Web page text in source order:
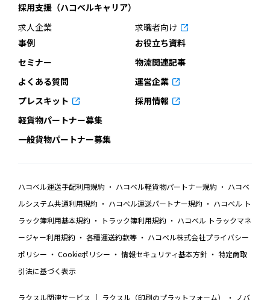
採用支援（ハコベルキャリア）
求人企業
求職者向け
事例
お役立ち資料
セミナー
物流関連記事
よくある質問
運営企業
プレスキット
採用情報
軽貨物パートナー募集
一般貨物パートナー募集
ハコベル運送手配利用規約 ハコベル軽貨物パートナー規約
ハコベ
ルシステム共通利用規約
ハコベル運送パートナー規約
ハコベル ト
ラック簿利用基本規約
トラック簿利用規約
ハコベル トラックマネ
ージャー利用規約
各種運送約款等
ハコベル株式会社プライバシー
ポリシー
Cookieポリシー 情報セキュリティ基本方針
特定商取
引法に基づく表示
ラクスル関連サービス ラクスル（印刷のプラットフォーム） ノバ